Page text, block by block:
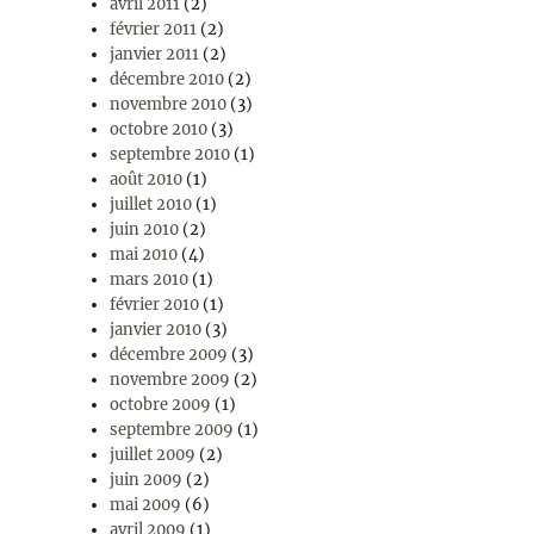
avril 2011 (2)
février 2011 (2)
janvier 2011 (2)
décembre 2010 (2)
novembre 2010 (3)
octobre 2010 (3)
septembre 2010 (1)
août 2010 (1)
juillet 2010 (1)
juin 2010 (2)
mai 2010 (4)
mars 2010 (1)
février 2010 (1)
janvier 2010 (3)
décembre 2009 (3)
novembre 2009 (2)
octobre 2009 (1)
septembre 2009 (1)
juillet 2009 (2)
juin 2009 (2)
mai 2009 (6)
avril 2009 (1)